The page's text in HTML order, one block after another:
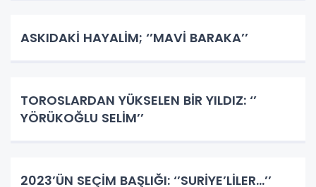
ASKIDAKİ HAYALİM; ‘’MAVİ BARAKA’’
TOROSLARDAN YÜKSELEN BİR YILDIZ: ‘’
YÖRÜKOĞLU SELİM’’
2023’ÜN SEÇİM BAŞLIĞI: ‘’SURİYE’LİLER…’’